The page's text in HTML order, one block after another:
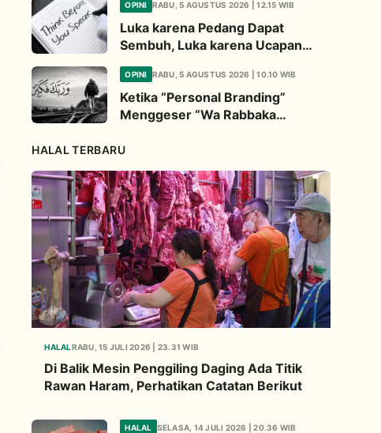
Global
OPINI RABU, 5 AGUSTUS 2026 | 12.15 WIB
Luka karena Pedang Dapat
Sembuh, Luka karena Ucapan
Dapat Diwariskan
OPINI RABU, 5 AGUSTUS 2026 | 10.10 WIB
Ketika “Personal Branding”
Menggeser “Wa Rabbaka
HALAL TERBARU
HALALRABU, 15 JULI 2026 | 23.31 WIB
Di Balik Mesin Penggiling Daging Ada Titik
Rawan Haram, Perhatikan Catatan Berikut
HALAL SELASA, 14 JULI 2026 | 20.36 WIB